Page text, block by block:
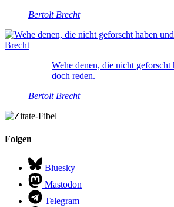
Bertolt Brecht
Wehe denen, die nicht geforscht
doch reden.
Bertolt Brecht
Folgen
Bluesky
Mastodon
Telegram